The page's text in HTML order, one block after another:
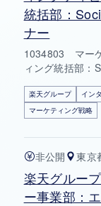
統括部：
ナー
1034803 マー
ィング統括部：
楽天グループ
イン
マーケティング戦略
非公開 東京
楽天グルー
ー事業部：